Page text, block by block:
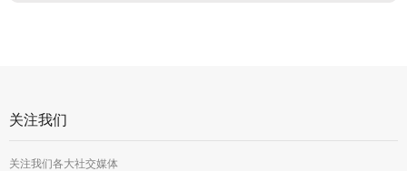
关注我们
关注我们各大社交媒体